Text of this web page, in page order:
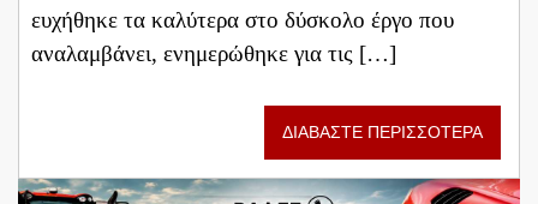
ευχήθηκε τα καλύτερα στο δύσκολο έργο που
αναλαμβάνει, ενημερώθηκε για τις […]
ΔΙΑΒΑΣΤΕ ΠΕΡΙΣΣΟΤΕΡΑ